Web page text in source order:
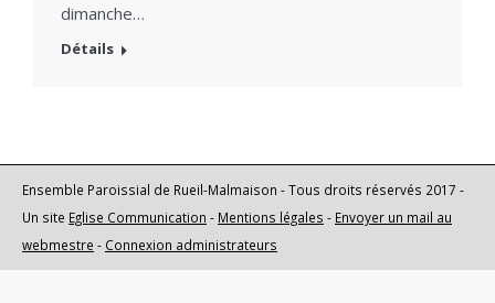
dimanche…
Détails
Ensemble Paroissial de Rueil-Malmaison - Tous droits réservés 2017 -
Un site Eglise Communication - Mentions légales - Envoyer un mail au
webmestre - Connexion administrateurs